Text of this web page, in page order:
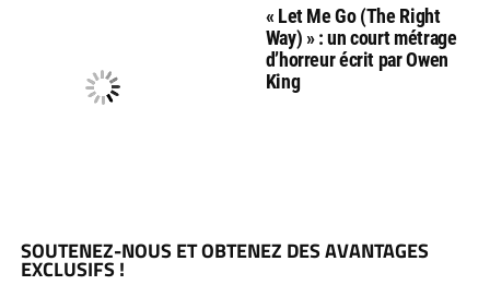
« Let Me Go (The Right
Way) » : un court métrage
d’horreur écrit par Owen
King
SOUTENEZ-NOUS ET OBTENEZ DES AVANTAGES
EXCLUSIFS !